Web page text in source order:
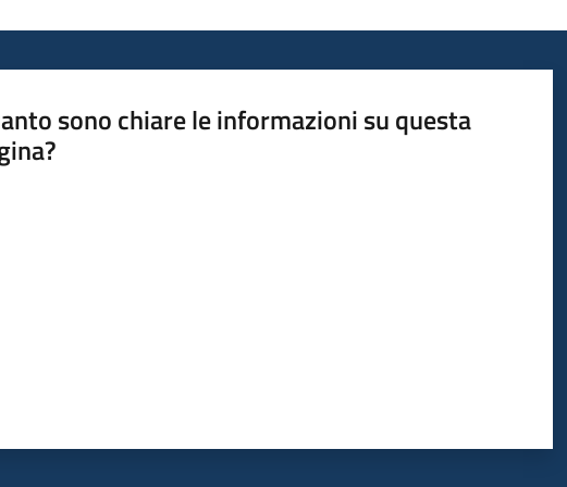
sono chiare le informazioni su questa